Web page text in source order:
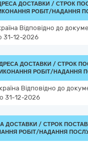
ДОСТАВКИ / СТРОК
РОБІТ/НАДАННЯ
Відповідно до
31-12-2026
ДОСТАВКИ / СТРОК
РОБІТ/НАДАННЯ
Відповідно до
31-12-2026
ДОСТАВКИ / СТРОК
РОБІТ/НАДАННЯ